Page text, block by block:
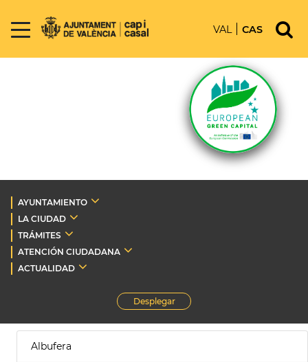
VAL CAS
AYUNTAMIENTO
LA CIUDAD
TRÁMITES
ATENCIÓN CIUDADANA
ACTUALIDAD
Desplegar
Albufera